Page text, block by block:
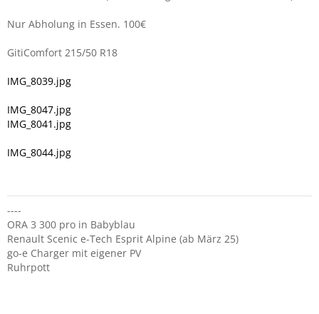
Nur Abholung in Essen. 100€
GitiComfort 215/50 R18
IMG_8039.jpg
IMG_8047.jpg
IMG_8041.jpg
IMG_8044.jpg
----
ORA 3 300 pro in Babyblau
Renault Scenic e-Tech Esprit Alpine (ab März 25)
go-e Charger mit eigener PV
Ruhrpott